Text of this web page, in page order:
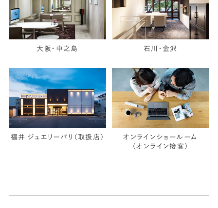
大阪・中之島 石川・金沢
福井 ジュエリーパリ（取扱店）
オンラインショールーム
（オンライン接客）